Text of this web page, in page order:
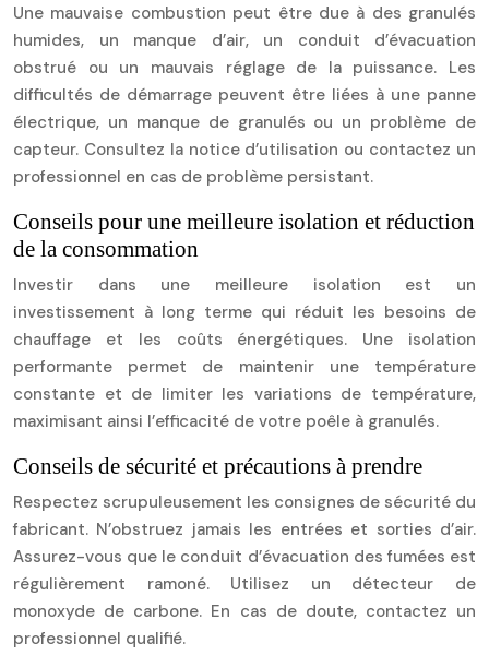
Une mauvaise combustion peut être due à des granulés
humides, un manque d’air, un conduit d’évacuation
obstrué ou un mauvais réglage de la puissance. Les
difficultés de démarrage peuvent être liées à une panne
électrique, un manque de granulés ou un problème de
capteur. Consultez la notice d’utilisation ou contactez un
professionnel en cas de problème persistant.
Conseils pour une meilleure isolation et réduction
de la consommation
Investir dans une meilleure isolation est un
investissement à long terme qui réduit les besoins de
chauffage et les coûts énergétiques. Une isolation
performante permet de maintenir une température
constante et de limiter les variations de température,
maximisant ainsi l’efficacité de votre poêle à granulés.
Conseils de sécurité et précautions à prendre
Respectez scrupuleusement les consignes de sécurité du
fabricant. N’obstruez jamais les entrées et sorties d’air.
Assurez-vous que le conduit d’évacuation des fumées est
régulièrement ramoné. Utilisez un détecteur de
monoxyde de carbone. En cas de doute, contactez un
professionnel qualifié.